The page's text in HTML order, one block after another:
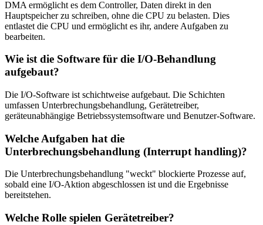
DMA ermöglicht es dem Controller, Daten direkt in den
Hauptspeicher zu schreiben, ohne die CPU zu belasten. Dies
entlastet die CPU und ermöglicht es ihr, andere Aufgaben zu
bearbeiten.
Wie ist die Software für die I/O-Behandlung
aufgebaut?
Die I/O-Software ist schichtweise aufgebaut. Die Schichten
umfassen Unterbrechungsbehandlung, Gerätetreiber,
geräteunabhängige Betriebssystemsoftware und Benutzer-Software.
Welche Aufgaben hat die
Unterbrechungsbehandlung (Interrupt handling)?
Die Unterbrechungsbehandlung "weckt" blockierte Prozesse auf,
sobald eine I/O-Aktion abgeschlossen ist und die Ergebnisse
bereitstehen.
Welche Rolle spielen Gerätetreiber?